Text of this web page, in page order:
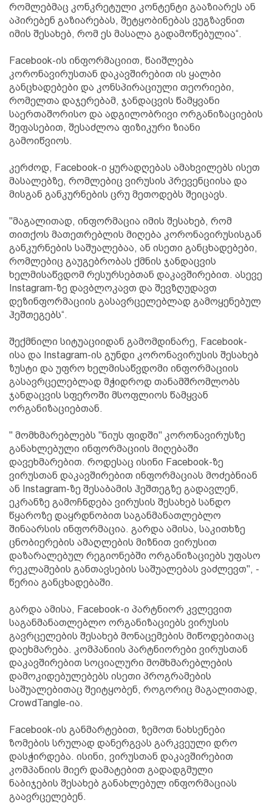
რომლებმაც კონკრეტული კონტენტი გააზიარეს ან
აპირებენ გაზიარებას, შეტყობინებას ვუგზავნით
იმის შესახებ, რომ ეს მასალა გადამოწებულია“.
Facebook-ის ინფორმაციით, წაიშლება
კორონავირუსთან დაკავშირებით ის ყალბი
განცხადებები და კონსპირაციული თეორიები,
რომელთა დაჯერებამ, ჯანდაცვის წამყვანი
საერთაშორისო და ადგილობრივი ორგანიზაციების
შეფასებით, შესაძლოა ფიზიკური ზიანი
გამოიწვიოს.
კერძოდ, Facebook-ი ყურადღებას ამახვილებს ისეთ
მასალებზე, რომლებიც ვირუსის პრევენციისა და
მისგან განკურნების ცრუ მეთოდებს შეიცავს.
"მაგალითად, ინფორმაცია იმის შესახებ, რომ
თითქოს მათეთრებლის მიღება კორონავირუსისგან
განკურნების საშუალებაა, ან ისეთი განცხადებები,
რომლებიც გაუგებრობას ქმნის ჯანდაცვის
ხელმისაწვდომ რესურსებთან დაკავშირებით. ასევე
Instagram-ზე დავბლოკავთ და შევზღუდავთ
დეზინფორმაციის გასავრცელებლად გამოყენებულ
ჰეშთეგებს“.
შექმნილი სიტუაციიდან გამომდინარე, Facebook-
ისა და Instagram-ის გუნდი კორონავირუსის შესახებ
ზუსტი და უფრო ხელმისაწვდომი ინფორმაციის
გასავრცელებლად მჭიდროდ თანამშრომლობს
ჯანდაცვის სფეროში მსოფლიოს წამყვან
ორგანიზაციებთან.
" მომხმარებლებს "ნიუს ფიდში" კორონავირუსზე
განახლებული ინფორმაციის მიღებაში
დავეხმარებით. როდესაც ისინი Facebook-ზე
ვირუსთან დაკავშირებით ინფორმაციას მოძებნიან
ან Instagram-ზე შესაბამის ჰეშთეგზე გადავლენ,
ეკრანზე გამოჩნდება ვირუსის შესახებ სანდო
წყაროზე დაყრდნობით საგანმანათლებლო
შინაარსის ინფორმაცია. გარდა ამისა, საკითხზე
ცნობიერების ამაღლების მიზნით ვირუსით
დაზარალებულ რეგიონებში ორგანიზაციებს უფასო
რეკლამების განთავსების საშუალებას ვაძლევთ", -
წერია განცხადებაში.
გარდა ამისა, Facebook-ი პარტნიორ კვლევით
საგანმანათლებლო ორგანიზაციებს ვირუსის
გავრცელების შესახებ მონაცემების მიწოდებითაც
დაეხმარება. კომპანიის პარტნიორები ვირუსთან
დაკავშირებით სოციალური მომხმარებლების
დამოკიდებულებებს ისეთი პროგრამების
საშუალებითაც შეიტყობენ, როგორიც მაგალითად,
CrowdTangle-ია.
Facebook-ის განმარტებით, ზემოთ ნახსენები
ზომების სრულად დანერგვას გარკვეული დრო
დასჭირდება. ისინი, ვირუსთან დაკავშირებით
კომპანიის მიერ დამატებით გადადგმული
ნაბიჯების შესახებ განახლებულ ინფორმაციას
გაავრცელებენ.